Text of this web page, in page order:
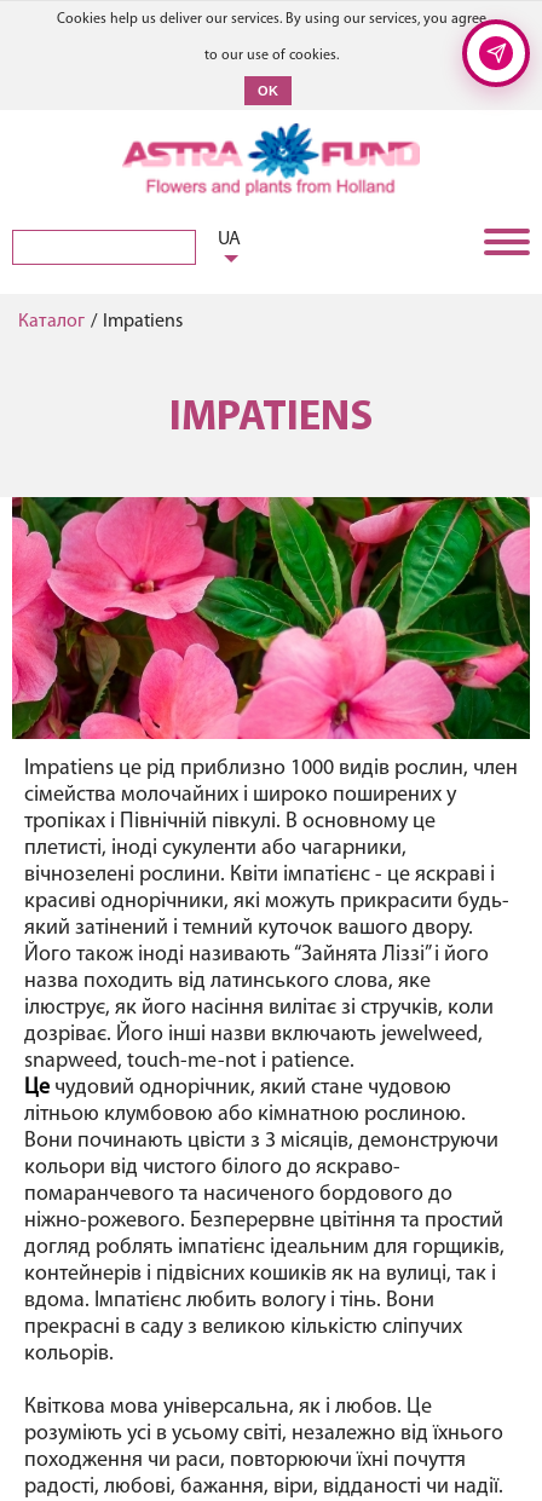
Cookies help us deliver our services. By using our services, you agree
to our use of cookies.
OK
UA
Каталог / Impatiens
IMPATIENS
Impatiens це рід приблизно 1000 видів рослин, член
сімейства молочайних і широко поширених у
тропіках і Північній півкулі. В основному це
плетисті, іноді сукуленти або чагарники,
вічнозелені рослини. Квіти імпатієнс - це яскраві і
красиві однорічники, які можуть прикрасити будь-
який затінений і темний куточок вашого двору.
Його також іноді називають “Зайнята Ліззі” і його
назва походить від латинського слова, яке
ілюструє, як його насіння вилітає зі стручків, коли
дозріває. Його інші назви включають jewelweed,
snapweed, touch-me-not і patience.
Це чудовий однорічник, який стане чудовою
літньою клумбовою або кімнатною рослиною.
Вони починають цвісти з 3 місяців, демонструючи
кольори від чистого білого до яскраво-
помаранчевого та насиченого бордового до
ніжно-рожевого. Безперервне цвітіння та простий
догляд роблять імпатієнс ідеальним для горщиків,
контейнерів і підвісних кошиків як на вулиці, так і
вдома. Імпатієнс любить вологу і тінь. Вони
прекрасні в саду з великою кількістю сліпучих
кольорів.
Квіткова мова універсальна, як і любов. Це
розуміють усі в усьому світі, незалежно від їхнього
походження чи раси, повторюючи їхні почуття
радості, любові, бажання, віри, відданості чи надії.